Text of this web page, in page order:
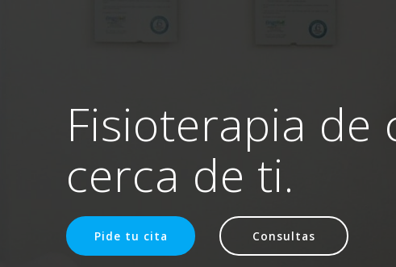
Fisioterapia de
cerca de ti.
Pide tu cita Consultas